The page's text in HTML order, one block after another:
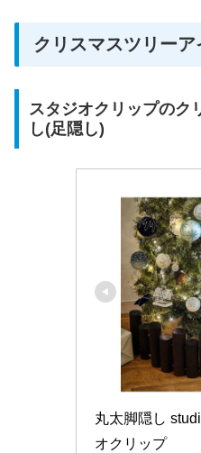
クリスマスツリーア
スタジオクリップのク
し(足隠し)
丸太脚隠し
オクリップ